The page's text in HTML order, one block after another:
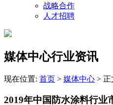
战略合作
人才招聘
媒体中心行业资讯
现在位置: 首页 > 媒体中心 > 正
2019年中国防水涂料行业